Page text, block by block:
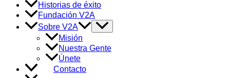
Historias de éxito
Fundación V2A
Sobre V2A
Alternar
menú
Misión
Nuestra Gente
Únete
Contacto